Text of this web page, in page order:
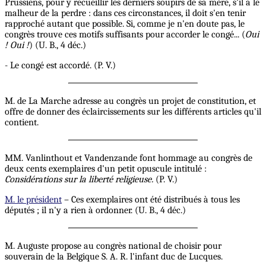
Prussiens, pour y recueillir les derniers soupirs de sa mère, s'il a le
malheur de la perdre : dans ces circonstances, il doit s'en tenir
rapproché autant que possible. Si, comme je n'en doute pas, le
congrès trouve ces motifs suffisants pour accorder le congé... (Oui
! Oui !) (U. B., 4 déc.)
- Le congé est accordé. (P. V.)
M. de La Marche adresse au congrès un projet de constitution, et
offre de donner des éclaircissements sur les différents articles qu'il
contient.
MM. Vanlinthout et Vandenzande font hommage au congrès de
deux cents exemplaires d'un petit opuscule intitulé :
Considérations sur la liberté religieuse. (P. V.)
M. le président – Ces exemplaires ont été distribués à tous les
députés ; il n'y a rien à ordonner. (U. B., 4 déc.)
M. Auguste propose au congrès national de choisir pour
souverain de la Belgique S. A. R. l'infant duc de Lucques.